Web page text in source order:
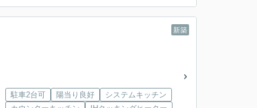
新築
駐車2台可 陽当り良好
システムキッチン